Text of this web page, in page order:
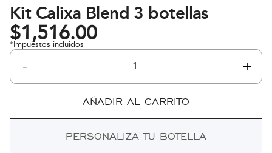
Kit Calixa Blend 3 botellas
$1,516.00
*Impuestos incluidos
-
3
botellas
cantidad
+
AÑADIR AL CARRITO
PERSONALIZA TU BOTELLA